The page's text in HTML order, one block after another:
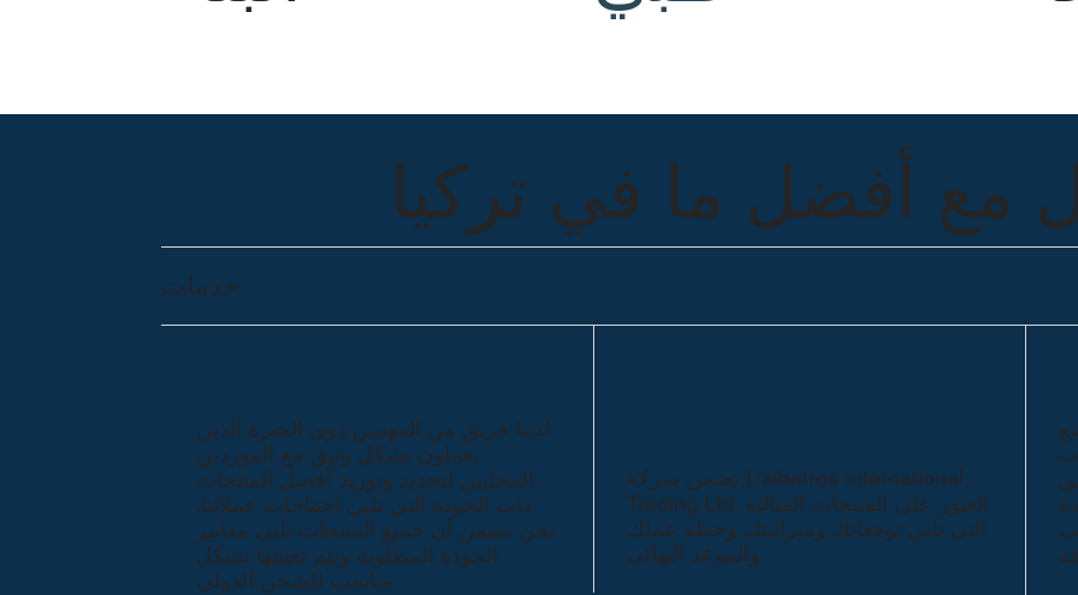
مع أفضل ما في تركيا
خدمات
تضمن شركة L'albatros International
Trading Ltd. العثور على المنتجات المثالية
التي تلبي توقعاتك وميزانيتك وخطة عملك
والموعد النهائي.
لدينا فريق من المهنيين ذوي الخبرة الذين
يعملون بشكل وثيق مع الموردين
المحليين لتحديد وتوريد أفضل المنتجات
ذات الجودة التي تلبي احتياجات عملائنا.
نحن نضمن أن جميع المنتجات تلبي معايير
الجودة المطلوبة ويتم تعبئتها بشكل
مناسب للشحن الدولي.